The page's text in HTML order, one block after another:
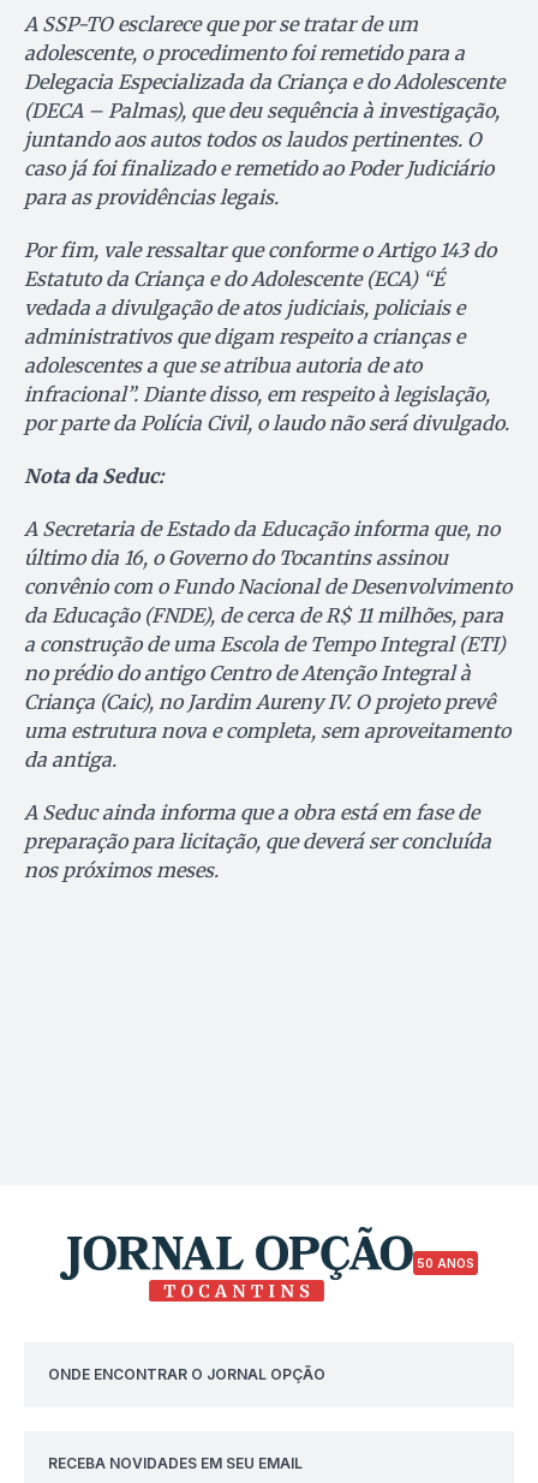
A SSP-TO esclarece que por se tratar de um
adolescente, o procedimento foi remetido para a
Delegacia Especializada da Criança e do Adolescente
(DECA – Palmas), que deu sequência à investigação,
juntando aos autos todos os laudos pertinentes. O
caso já foi finalizado e remetido ao Poder Judiciário
para as providências legais.
Por fim, vale ressaltar que conforme o Artigo 143 do
Estatuto da Criança e do Adolescente (ECA) “É
vedada a divulgação de atos judiciais, policiais e
administrativos que digam respeito a crianças e
adolescentes a que se atribua autoria de ato
infracional”. Diante disso, em respeito à legislação,
por parte da Polícia Civil, o laudo não será divulgado.
Nota da Seduc:
A Secretaria de Estado da Educação informa que, no
último dia 16, o Governo do Tocantins assinou
convênio com o Fundo Nacional de Desenvolvimento
da Educação (FNDE), de cerca de R$ 11 milhões, para
a construção de uma Escola de Tempo Integral (ETI)
no prédio do antigo Centro de Atenção Integral à
Criança (Caic), no Jardim Aureny IV. O projeto prevê
uma estrutura nova e completa, sem aproveitamento
da antiga.
A Seduc ainda informa que a obra está em fase de
preparação para licitação, que deverá ser concluída
nos próximos meses.
50 ANOS
ONDE ENCONTRAR O JORNAL OPÇÃO
RECEBA NOVIDADES EM SEU EMAIL